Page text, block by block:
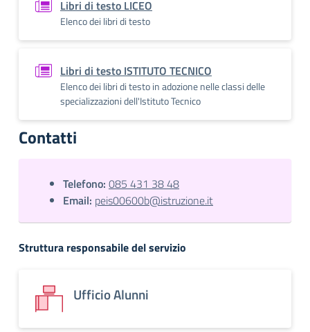
Libri di testo LICEO
Elenco dei libri di testo
Libri di testo ISTITUTO TECNICO
Elenco dei libri di testo in adozione nelle classi delle
specializzazioni dell'Istituto Tecnico
Contatti
Telefono: 085 431 38 48
Email: peis00600b@istruzione.it
Struttura responsabile del servizio
Ufficio Alunni